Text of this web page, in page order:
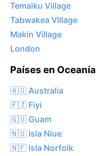
Temaiku Village
Tabwakea Village
Makin Village
London
Países en Oceanía
🇦🇺 Australia
🇫🇯 Fiyi
🇬🇺 Guam
🇳🇺 Isla Niue
🇳🇫 Isla Norfolk